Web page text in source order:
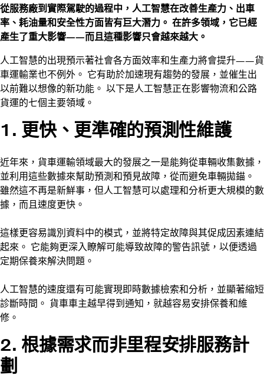
從服務廠到實際駕駛的過程中，人工智慧在改善生產力、出車
率、耗油量和安全性方面皆有巨大潛力。 在許多領域，它已經
產生了重大影響——而且這種影響只會越來越大。
人工智慧的出現預示著社會各方面效率和生產力將會提升——貨
車運輸業也不例外。 它有助於加速現有趨勢的發展，並催生出
以前難以想像的新功能。 以下是人工智慧正在影響物流和公路
貨運的七個主要領域。
1. 更快、更準確的預測性維護
近年來，貨車運輸領域最大的發展之一是能夠從車輛收集數據，
並利用這些數據來幫助預測和預見故障，從而避免車輛拋錨。
雖然這不再是新鮮事，但人工智慧可以處理和分析更大規模的數
據，而且速度更快。
這樣更容易識別資料中的模式，並將特定故障與其促成因素連結
起來。 它能夠更深入瞭解可能導致故障的警告訊號，以便透過
定期保養來解決問題。
人工智慧的速度還有可能實現即時數據檢索和分析，並顯著縮短
診斷時間。 貨車車主越早得到通知，就越容易安排保養和維
修。
2. 根據需求而非里程安排服務計
劃